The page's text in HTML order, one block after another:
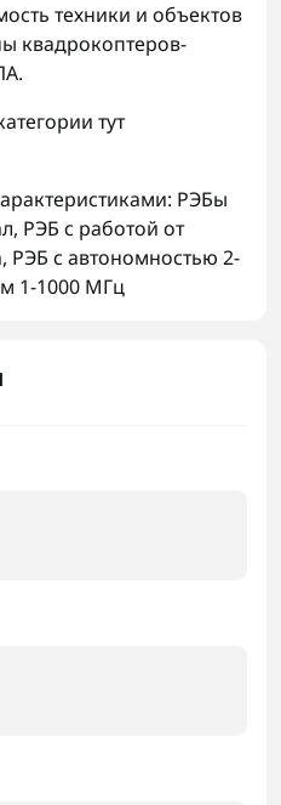
техники и объектов
квадрокоптеров-
тут
РЭБы
, РЭБ с работой от
, РЭБ с автономностью 2-
1-1000 МГц